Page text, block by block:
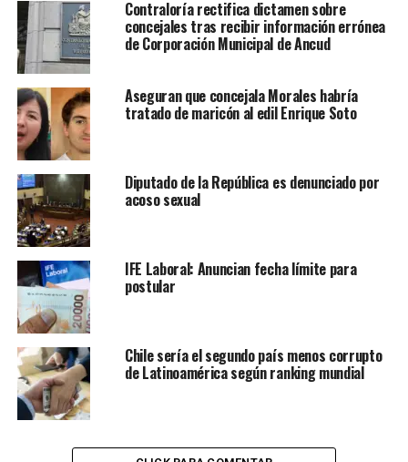
Contraloría rectifica dictamen sobre
concejales tras recibir información errónea
de Corporación Municipal de Ancud
Aseguran que concejala Morales habría
tratado de maricón al edil Enrique Soto
Diputado de la República es denunciado por
acoso sexual
IFE Laboral: Anuncian fecha límite para
postular
Chile sería el segundo país menos corrupto
de Latinoamérica según ranking mundial